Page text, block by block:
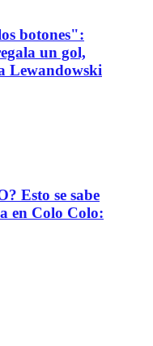
botones":
un gol,
Lewandowski
Esto se sabe
en Colo Colo: